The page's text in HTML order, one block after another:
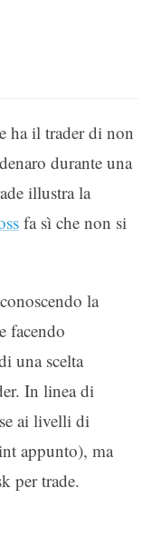
ha il trader di non
durante una
illustra la
fa sì che non si
la
facendo
una scelta
In linea di
ai livelli di
appunto), ma
per trade.